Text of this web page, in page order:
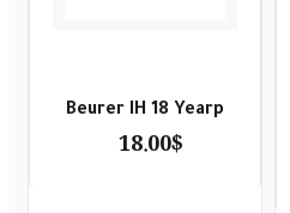
Beurer IH 18 Yearp
18.00$